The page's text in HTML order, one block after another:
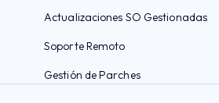
Actualizaciones SO Gestionadas
Soporte Remoto
Gestión de Parches